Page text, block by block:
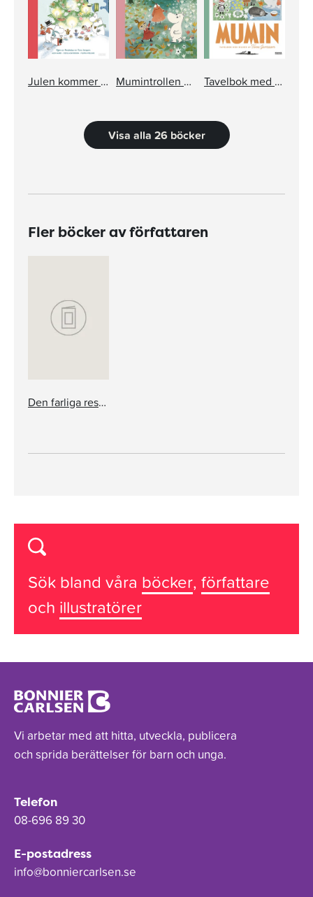
Julen kommer till Mumindalen Mumintrollen och den osynliga gästen Tavelbok med bilder av Tove Jansson
Visa alla 26 böcker
Fler böcker av författaren
Den farliga resan
Sök bland våra böcker, författare
och illustratörer
Vi arbetar med att hitta, utveckla, publicera
och sprida berättelser för barn och unga.
Telefon
08-696 89 30
E-postadress
info@bonniercarlsen.se